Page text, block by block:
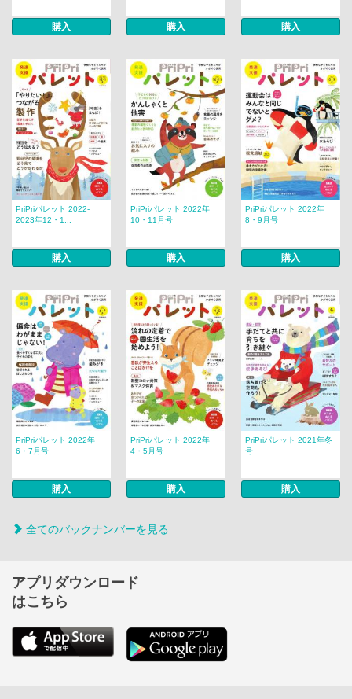
購入 購入 購入
PriPriパレット 2022-
2023年12・1...
購入
PriPriパレット 2022年
10・11月号
購入
PriPriパレット 2022年
8・9月号
購入
PriPriパレット 2022年
6・7月号
購入
PriPriパレット 2022年
4・5月号
購入
PriPriパレット 2021年冬
号
購入
全てのバックナンバーを見る
アプリダウンロード
はこちら